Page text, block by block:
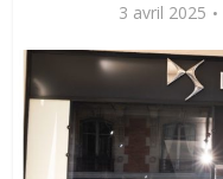
3 avril 2025